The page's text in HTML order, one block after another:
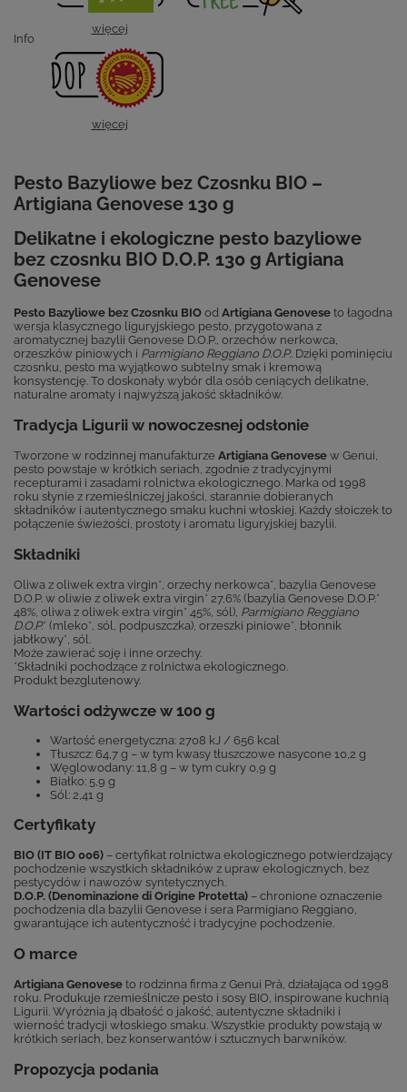
Info
więcej
więcej
Pesto Bazyliowe bez Czosnku BIO –
Artigiana Genovese 130 g
Delikatne i ekologiczne pesto bazyliowe
bez czosnku BIO D.O.P. 130 g Artigiana
Genovese
Pesto Bazyliowe bez Czosnku BIO od Artigiana Genovese to łagodna
wersja klasycznego liguryjskiego pesto, przygotowana z
aromatycznej bazylii Genovese D.O.P., orzechów nerkowca,
orzeszków piniowych i Parmigiano Reggiano D.O.P.. Dzięki pominięciu
czosnku, pesto ma wyjątkowo subtelny smak i kremową
konsystencję. To doskonały wybór dla osób ceniących delikatne,
naturalne aromaty i najwyższą jakość składników.
Tradycja Ligurii w nowoczesnej odsłonie
Tworzone w rodzinnej manufakturze Artigiana Genovese w Genui,
pesto powstaje w krótkich seriach, zgodnie z tradycyjnymi
recepturami i zasadami rolnictwa ekologicznego. Marka od 1998
roku słynie z rzemieślniczej jakości, starannie dobieranych
składników i autentycznego smaku kuchni włoskiej. Każdy słoiczek to
połączenie świeżości, prostoty i aromatu liguryjskiej bazylii.
Składniki
Oliwa z oliwek extra virgin*, orzechy nerkowca*, bazylia Genovese
D.O.P. w oliwie z oliwek extra virgin* 27,6% (bazylia Genovese D.O.P.*
48%, oliwa z oliwek extra virgin* 45%, sól), Parmigiano Reggiano
D.O.P.* (mleko*, sól, podpuszczka), orzeszki piniowe*, błonnik
jabłkowy*, sól.
Może zawierać soję i inne orzechy.
*Składniki pochodzące z rolnictwa ekologicznego.
Produkt bezglutenowy.
Wartości odżywcze w 100 g
Wartość energetyczna: 2708 kJ / 656 kcal
Tłuszcz: 64,7 g – w tym kwasy tłuszczowe nasycone 10,2 g
Węglowodany: 11,8 g – w tym cukry 0,9 g
Białko: 5,9 g
Sól: 2,41 g
Certyfikaty
BIO (IT BIO 006) – certyfikat rolnictwa ekologicznego potwierdzający
pochodzenie wszystkich składników z upraw ekologicznych, bez
pestycydów i nawozów syntetycznych.
D.O.P. (Denominazione di Origine Protetta) – chronione oznaczenie
pochodzenia dla bazylii Genovese i sera Parmigiano Reggiano,
gwarantujące ich autentyczność i tradycyjne pochodzenie.
O marce
Artigiana Genovese to rodzinna firma z Genui Prà, działająca od 1998
roku. Produkuje rzemieślnicze pesto i sosy BIO, inspirowane kuchnią
Ligurii. Wyróżnia ją dbałość o jakość, autentyczne składniki i
wierność tradycji włoskiego smaku. Wszystkie produkty powstają w
krótkich seriach, bez konserwantów i sztucznych barwników.
Propozycja podania